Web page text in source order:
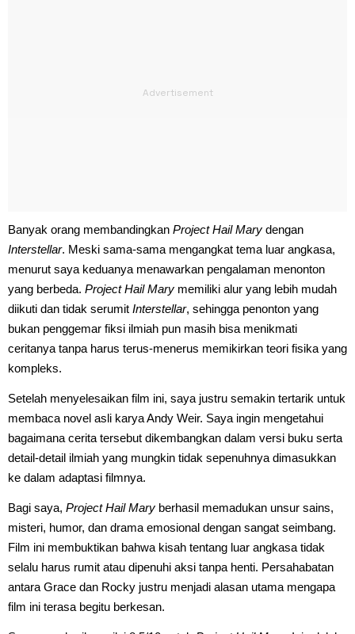
Banyak orang membandingkan Project Hail Mary dengan
Interstellar. Meski sama-sama mengangkat tema luar angkasa,
menurut saya keduanya menawarkan pengalaman menonton
yang berbeda. Project Hail Mary memiliki alur yang lebih mudah
diikuti dan tidak serumit Interstellar, sehingga penonton yang
bukan penggemar fiksi ilmiah pun masih bisa menikmati
ceritanya tanpa harus terus-menerus memikirkan teori fisika yang
kompleks.
Setelah menyelesaikan film ini, saya justru semakin tertarik untuk
membaca novel asli karya Andy Weir. Saya ingin mengetahui
bagaimana cerita tersebut dikembangkan dalam versi buku serta
detail-detail ilmiah yang mungkin tidak sepenuhnya dimasukkan
ke dalam adaptasi filmnya.
Bagi saya, Project Hail Mary berhasil memadukan unsur sains,
misteri, humor, dan drama emosional dengan sangat seimbang.
Film ini membuktikan bahwa kisah tentang luar angkasa tidak
selalu harus rumit atau dipenuhi aksi tanpa henti. Persahabatan
antara Grace dan Rocky justru menjadi alasan utama mengapa
film ini terasa begitu berkesan.